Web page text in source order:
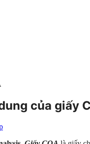
của giấy